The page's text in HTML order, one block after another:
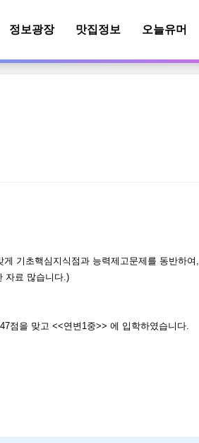
정보광장 맛집정보 오늘유머
기초핵심지식점과 능력제고문제를 동반하여,
자료 많습니다.)
점을 맞고 <<연변1중>> 에 입학하였습니다.